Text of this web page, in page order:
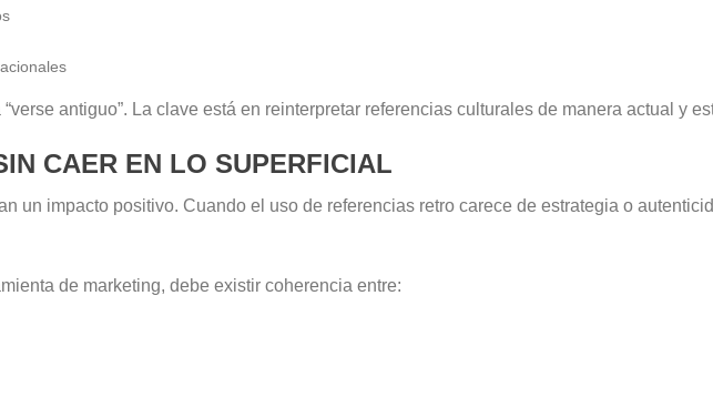
antiguo”. La clave está en reinterpretar referencias culturales de manera actual y
CAER EN LO SUPERFICIAL
un impacto positivo. Cuando el uso de referencias retro carece de estrategia o
de marketing, debe existir coherencia entre: